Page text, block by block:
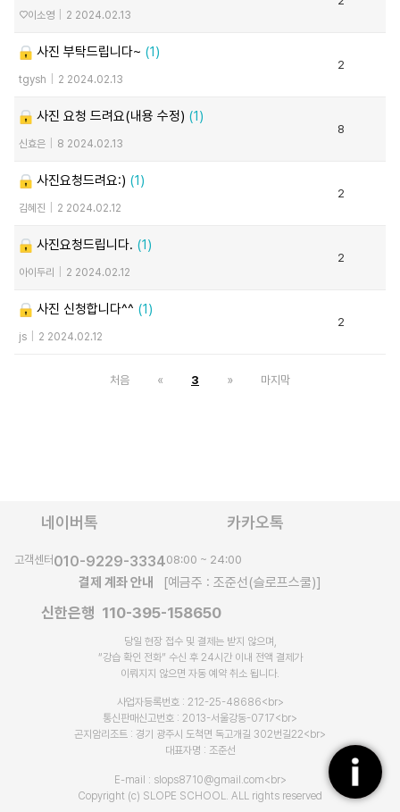
♡이소영 2 2024.02.13
사진 부탁드립니다~ (1)
tgysh 2 2024.02.13
2
사진 요청 드려요(내용 수정) (1)
신효은 8 2024.02.13
8
사진요청드려요:) (1)
김혜진 2 2024.02.12
2
사진요청드립니다. (1)
아이두리 2 2024.02.12
2
사진 신청합니다^^ (1)
js 2 2024.02.12
2
처음 « 3 » 마지막
네이버톡 카카오톡
고객센터 010-9229-333408:00 ~ 24:00
결제 계좌 안내 [예금주 : 조준선(슬로프스쿨)]
신한은행 110-395-158650
당일 현장 접수 및 결제는 받지 않으며,
“강습 확인 전화” 수신 후 24시간 이내 전액 결제가
이뤄지지 않으면 자동 예약 취소 됩니다.​
사업자등록번호 : 212-25-48686<br>
통신판매신고번호 : 2013-서울강동-0717<br>
곤지암리조트 : 경기 광주시 도척면 독고개길 302번길22<br>
대표자명 : 조준선
E-mail : slops8710@gmail.com<br>
Copyright (c) SLOPE SCHOOL. ALL rights reserved